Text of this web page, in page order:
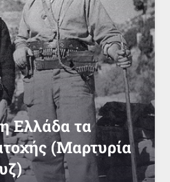
Ελλάδα τα
(Μαρτυρία